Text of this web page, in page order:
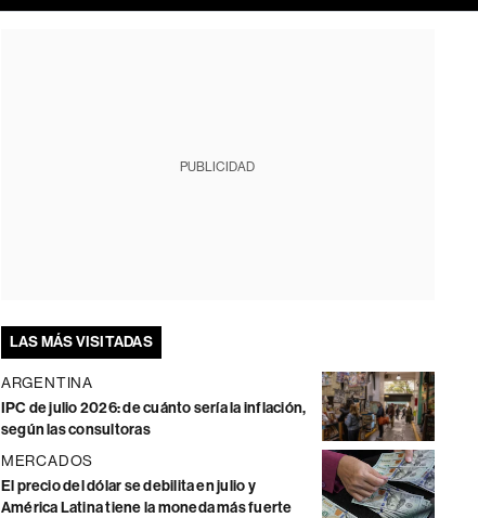
PUBLICIDAD
LAS MÁS VISITADAS
ARGENTINA
IPC de julio 2026: de cuánto sería la inflación,
según las consultoras
MERCADOS
El precio del dólar se debilita en julio y
América Latina tiene la moneda más fuerte